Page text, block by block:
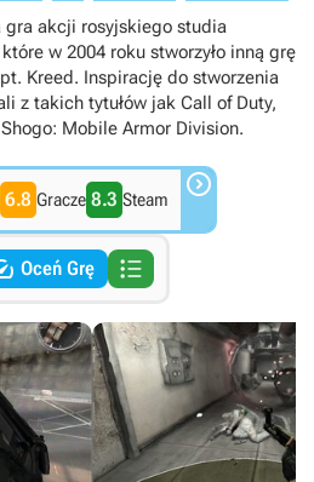
gra akcji rosyjskiego studia
w 2004 roku stworzyło inną grę
Kreed. Inspirację do stworzenia
z takich tytułów jak Call of Duty,
Mobile Armor Division.
6.8 Gracze 8.3 Steam 
Oceń Grę 